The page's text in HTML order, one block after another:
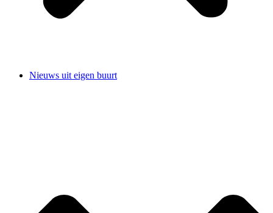
Nieuws uit eigen buurt